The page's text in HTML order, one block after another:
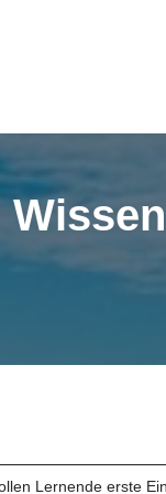
Lernende erste